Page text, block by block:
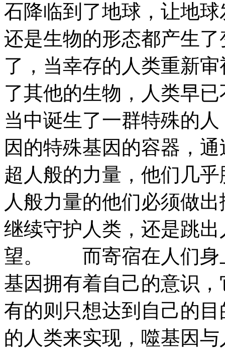
石降临到了地球，让地
还是生物的形态都产生
了，当幸存的人类重新
了其他的生物，人类早
当中诞生了一群特殊的
因的特殊基因的容器，
超人般的力量，他们几
人般力量的他们必须做
继续守护人类，还是跳
望。 而寄宿在人们身
基因拥有着自己的意识
有的则只想达到自己的
的人类来实现，噬基因